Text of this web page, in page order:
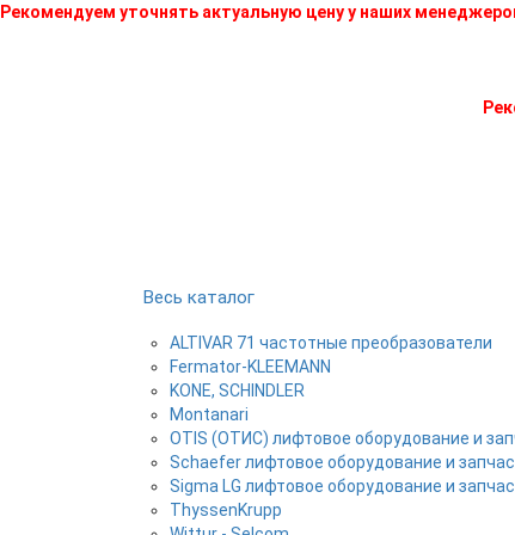
Рекомендуем уточнять актуальную цену у наших
Весь каталог
ALTIVAR 71 частотные преобразователи
Fermator-KLEEMANN
KONE, SCHINDLER
Montanari
OTIS (ОТИС) лифтовое оборудование и
Schaefer лифтовое оборудование и
Sigma LG лифтовое оборудование и
ThyssenKrupp